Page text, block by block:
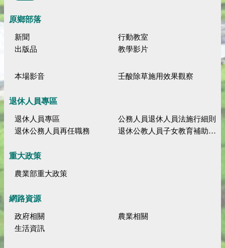
原鄉部落
新聞
行動教室
出版品
教學影片
本場影音 壬酸除草施用效果觀察
退休人員專區
退休人員專區
公務人員退休人員法施行細則
退休公務人員再任職務
退休公教人員子女教育補助規定
重大政策
農業部重大政策
網路資源
政府相關
農業相關
生活資訊